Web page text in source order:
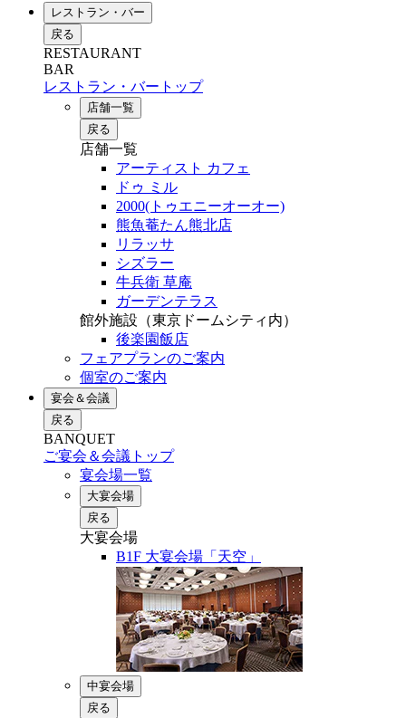
レストラン・バー
戻る
RESTAURANT
BAR
レストラン・バートップ
店舗一覧
戻る
店舗一覧
アーティスト カフェ
ドゥ ミル
2000(トゥエニーオーオー)
熊魚菴たん熊北店
リラッサ
シズラー
牛兵衛 草庵
ガーデンテラス
館外施設（東京ドームシティ内）
後楽園飯店
フェアプランのご案内
個室のご案内
宴会＆会議
戻る
BANQUET
ご宴会＆会議トップ
宴会場一覧
大宴会場
戻る
大宴会場
B1F 大宴会場「天空」
中宴会場
戻る